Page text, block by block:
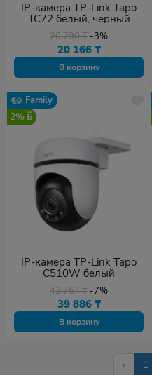
IP-камера TP-Link Tapo
TC72 белый, черный
20 790₸ -3%
20 166 ₸
В корзину
Family
2%
IP-камера TP-Link Tapo
C510W белый
42 764₸ -7%
39 886 ₸
В корзину
‹ 1